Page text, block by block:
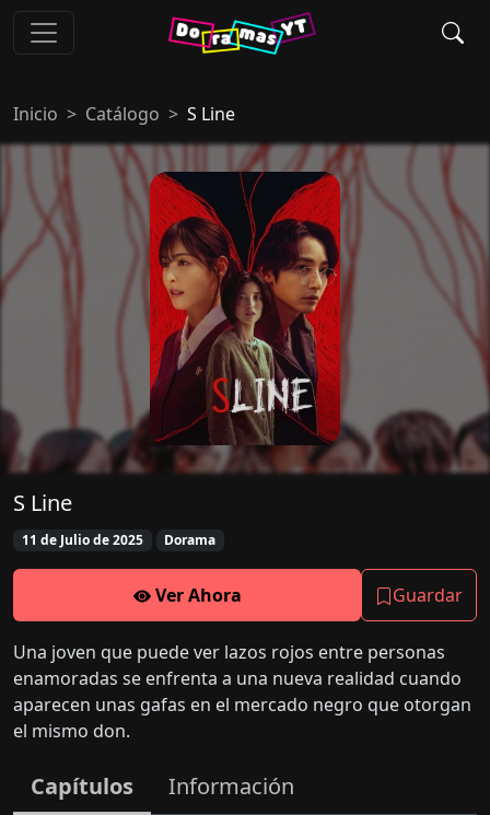
Inicio Catálogo S Line
S Line
11 de Julio de 2025 Dorama
Ver Ahora Guardar
Una joven que puede ver lazos rojos entre personas
enamoradas se enfrenta a una nueva realidad cuando
aparecen unas gafas en el mercado negro que otorgan
el mismo don.
Capítulos Información